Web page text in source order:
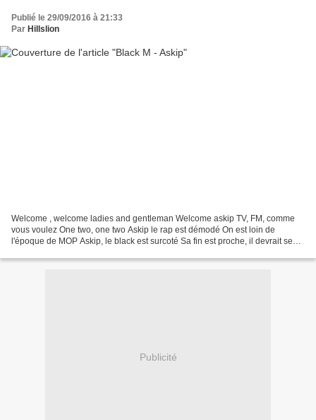
Publié le 29/09/2016 à 21:33
Par Hillslion
Welcome , welcome ladies and gentleman Welcome askip TV, FM, comme
vous voulez One two, one two Askip le rap est démodé On est loin de
l'époque de MOP Askip, le black est surcoté Sa fin est proche, il devrait se
Publicité